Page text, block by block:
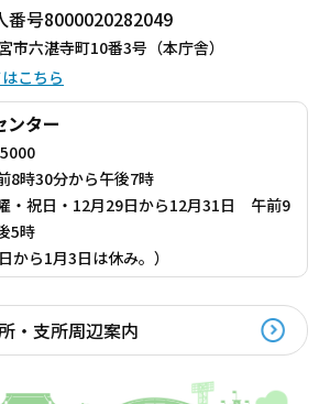
番号8000020282049
六湛寺町10番3号（本庁舎）
こちら
ンター
時30分から午後7時
・祝日・12月29日から12月31日 午前9
5時
から1月3日は休み。）
・支所周辺案内